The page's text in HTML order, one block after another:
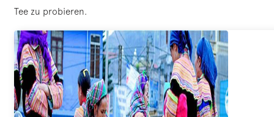
Tee zu probieren.